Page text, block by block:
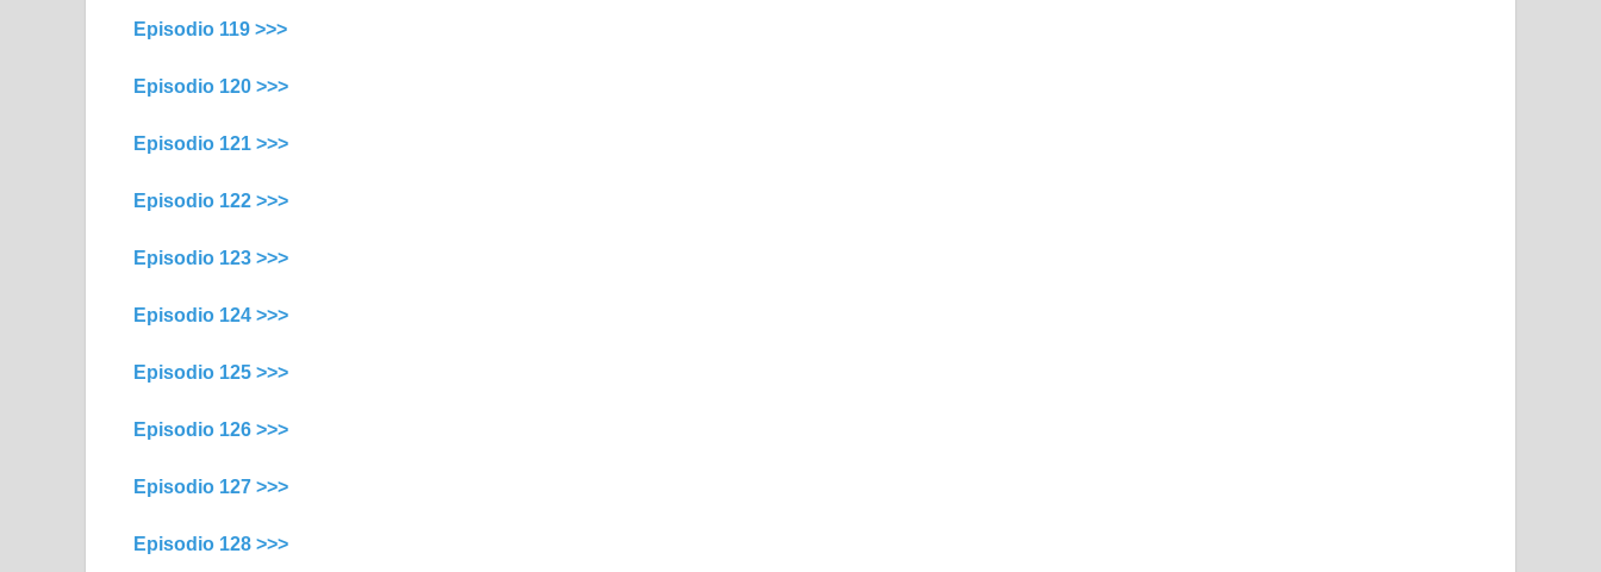
Episodio 119 >>>
Episodio 120 >>>
Episodio 121 >>>
Episodio 122 >>>
Episodio 123 >>>
Episodio 124 >>>
Episodio 125 >>>
Episodio 126 >>>
Episodio 127 >>>
Episodio 128 >>>